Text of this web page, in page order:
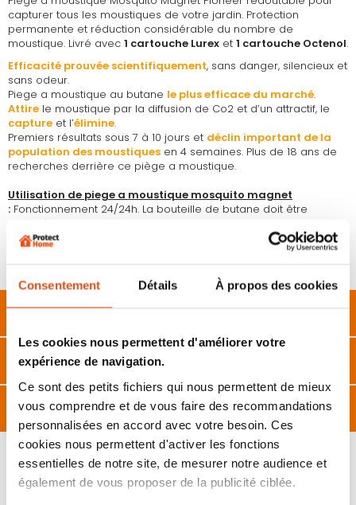
Consentement Détails À propos des cookies
Les cookies nous permettent d'améliorer votre
expérience de navigation.
Ce sont des petits fichiers qui nous permettent de mieux
vous comprendre et de vous faire des recommandations
personnalisées en accord avec votre besoin. Ces
cookies nous permettent d'activer les fonctions
essentielles de notre site, de mesurer notre audience et
également de vous proposer de la publicité ciblée.
capturer tous les moustiques de votre jardin. Protection
permanente et réduction considérable du nombre de
moustique. Livré avec 1 cartouche Lurex et 1 cartouche Octenol.
Efficacité prouvée scientifiquement, sans danger, silencieux et
sans odeur.
Piege a moustique au butane le plus efficace du marché.
Attire le moustique par la diffusion de Co2 et d’un attractif, le
capture et l’élimine.
Premiers résultats sous 7 à 10 jours et déclin important de la
population des moustiques en 4 semaines. Plus de 18 ans de
recherches derrière ce piège a moustique.
Utilisation de piege a moustique mosquito magnet
: Fonctionnement 24/24h. La bouteille de butane doit être
changée tous les 30 jours environ. Les recharges R-Octenol
pour les moustiques classiques et Atrakta Lurex 3 spéciale pour
le moustique tigre doivent être changées tous les 21 jours.
Description
Caractéristiques
Avis